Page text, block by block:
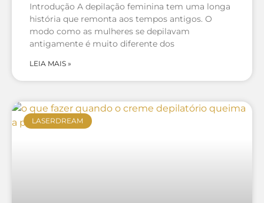
Introdução A depilação feminina tem uma longa
história que remonta aos tempos antigos. O
modo como as mulheres se depilavam
antigamente é muito diferente dos
LEIA MAIS »
LASERDREAM